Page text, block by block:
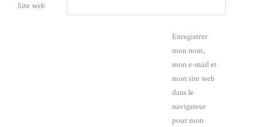
Site web
Enregistrer
mon nom,
mon e-mail et
mon site web
dans le
navigateur
pour mon